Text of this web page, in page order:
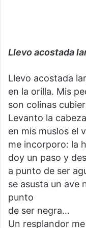
Llevo acostada
Llevo acostada
en la orilla. Mis
son colinas
Levanto la
en mis muslos el
me incorporo: la
doy un paso y
a punto de ser
se asusta un ave
punto
de ser negra…
Un resplandor